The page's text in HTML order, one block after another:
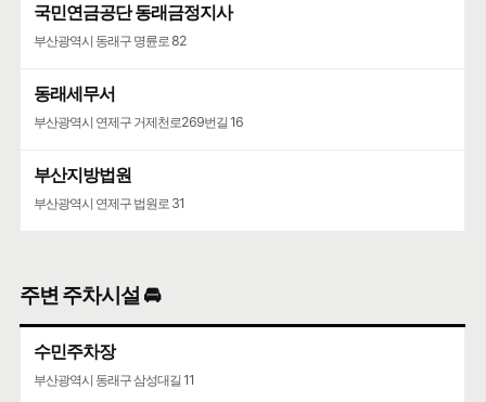
국민연금공단 동래금정지사
부산광역시 동래구 명륜로 82
동래세무서
부산광역시 연제구 거제천로269번길 16
부산지방법원
부산광역시 연제구 법원로 31
주변 주차시설 🚘
수민주차장
부산광역시 동래구 삼성대길 11